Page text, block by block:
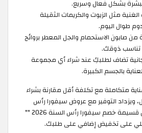
بشكل فعال وسريع.
مثل الزيوت والكريمات الثقيلة
طوال اليوم.
صابون الاستحمام والجل المعطر بروائح
ذوقك.
تضاف لطلبكِ عند شراء أي مجموعة
بالجسم الكبيرة.
متكاملة مع تكلفة أقل مقارنة بشراء
ويزداد التوفير مع عروض سيفورا رأس
"
على تخفيض إضافي على طلبك.